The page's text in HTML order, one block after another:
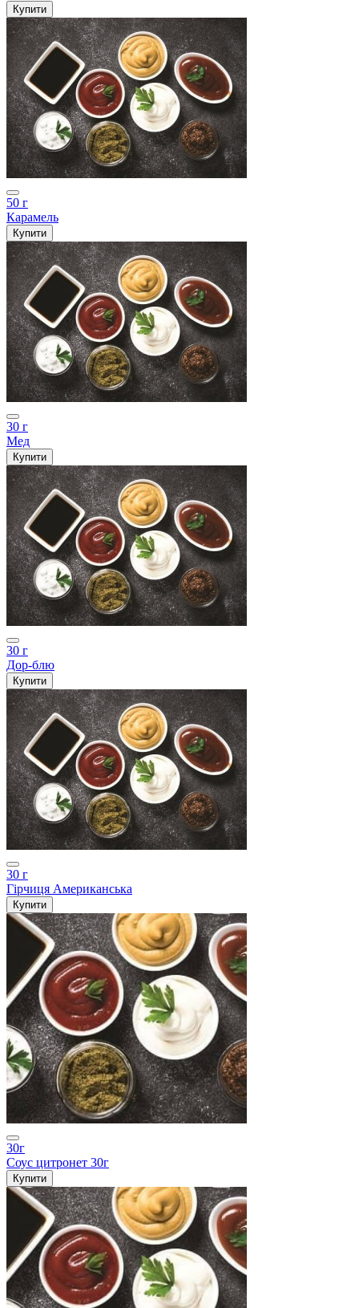
Купити
50 г
Карамель
Купити
30 г
Мед
Купити
30 г
Дор-блю
Купити
30 г
Гірчиця Американська
Купити
30г
Соус цитронет 30г
Купити